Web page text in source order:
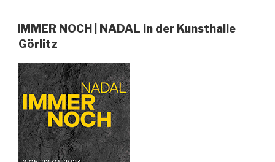
Bunzlau
eröffnet“
IMMER NOCH | NADAL in der Kunsthalle
Görlitz